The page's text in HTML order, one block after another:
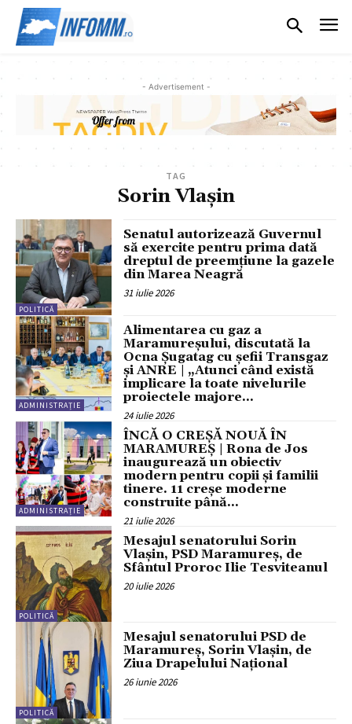
- Advertisement -
TAG
Sorin Vlașin
POLITICĂ
Senatul autorizează Guvernul
să exercite pentru prima dată
dreptul de preemțiune la gazele
din Marea Neagră
31 iulie 2026
ADMINISTRAȚIE
Alimentarea cu gaz a
Maramureșului, discutată la
Ocna Șugatag cu șefii Transgaz
și ANRE | „Atunci când există
implicare la toate nivelurile
proiectele majore...
24 iulie 2026
ADMINISTRAȚIE
ÎNCĂ O CREȘĂ NOUĂ ÎN
MARAMUREȘ | Rona de Jos
inaugurează un obiectiv
modern pentru copii și familii
tinere. 11 creșe moderne
construite până...
21 iulie 2026
POLITICĂ
Mesajul senatorului Sorin
Vlașin, PSD Maramureș, de
Sfântul Proroc Ilie Tesviteanul
20 iulie 2026
POLITICĂ
Mesajul senatorului PSD de
Maramureș, Sorin Vlașin, de
Ziua Drapelului Național
26 iunie 2026